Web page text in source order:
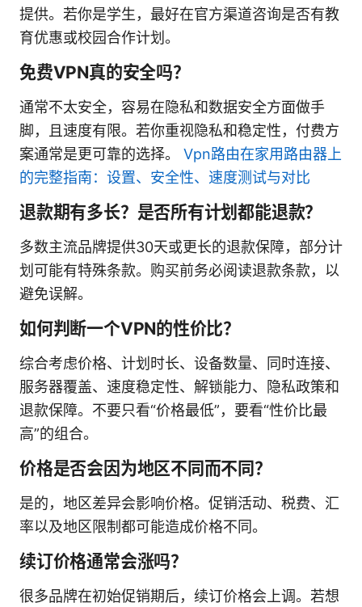
提供。若你是学生，最好在官方渠道咨询是否有教
育优惠或校园合作计划。
免费VPN真的安全吗？
通常不太安全，容易在隐私和数据安全方面做手
脚，且速度有限。若你重视隐私和稳定性，付费方
案通常是更可靠的选择。 Vpn路由在家用路由器上
的完整指南：设置、安全性、速度测试与对比
退款期有多长？是否所有计划都能退款？
多数主流品牌提供30天或更长的退款保障，部分计
划可能有特殊条款。购买前务必阅读退款条款，以
避免误解。
如何判断一个VPN的性价比？
综合考虑价格、计划时长、设备数量、同时连接、
服务器覆盖、速度稳定性、解锁能力、隐私政策和
退款保障。不要只看“价格最低”，要看“性价比最
高”的组合。
价格是否会因为地区不同而不同？
是的，地区差异会影响价格。促销活动、税费、汇
率以及地区限制都可能造成价格不同。
续订价格通常会涨吗？
很多品牌在初始促销期后，续订价格会上调。若想